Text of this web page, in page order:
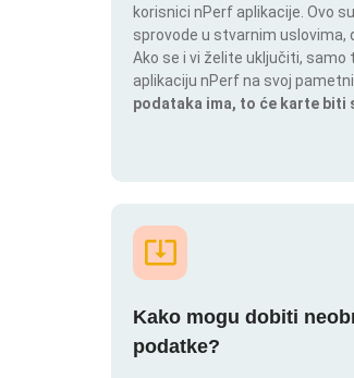
korisnici nPerf aplikacije. Ovo
sprovode u stvarnim uslovima,
Ako se i vi želite uključiti,
aplikaciju nPerf na svoj
podataka ima, to će karte biti
Kako mogu dobiti
podatke?